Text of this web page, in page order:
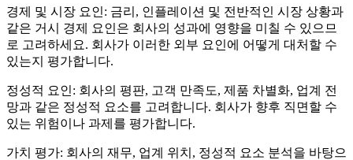
경제 및 시장 요인: 금리, 인플레이션 및 전반적인 시장 상황과
같은 거시 경제 요인은 회사의 성과에 영향을 미칠 수 있으므
로 고려하세요. 회사가 이러한 외부 요인에 어떻게 대처할 수
있는지 평가합니다.
정성적 요인: 회사의 평판, 고객 만족도, 제품 차별화, 업계 전
망과 같은 정성적 요소를 고려합니다. 회사가 향후 직면할 수
있는 위험이나 과제를 평가합니다.
가치 평가: 회사의 재무, 업계 위치, 정성적 요소 분석을 바탕으